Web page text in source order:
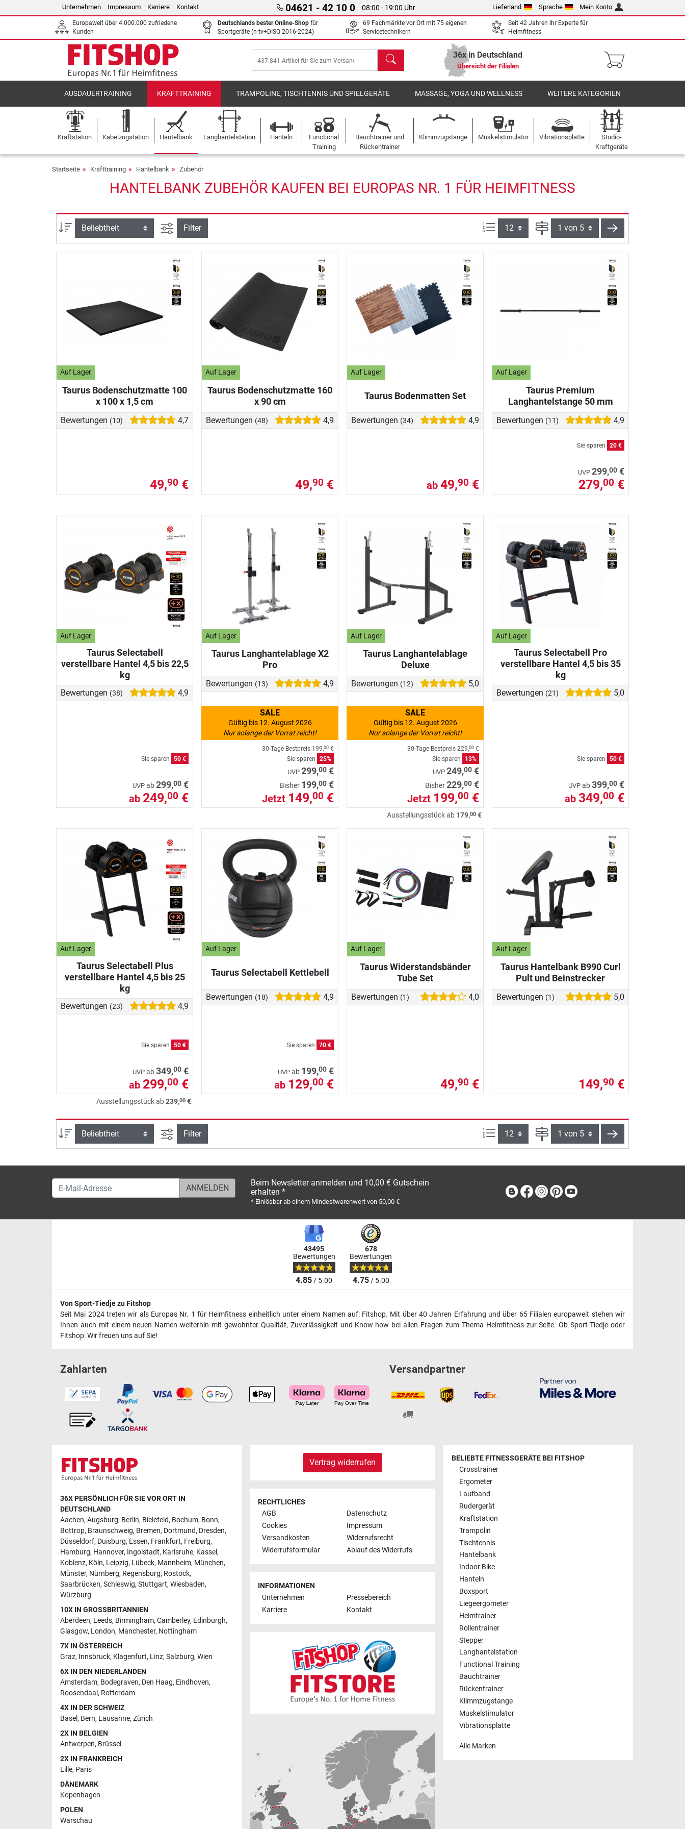
Unternehmen Impressum Karriere Kontakt 04621 - 42 10 0 08:00 - 19:00 Uhr Lieferland Sprache Mein Konto
Europaweit über 4.000.000 zufriedene
Kunden
Deutschlands bester Online-Shop für
Sportgeräte (n-tv+DISQ 2016-2024)
69 Fachmärkte vor Ort mit 75 eigenen
Servicetechnikern
Seit 42 Jahren Ihr Experte für
Heimfitness
Suchen 36x in Deutschland
Übersicht der Filialen
AUSDAUERTRAINING KRAFTTRAINING TRAMPOLINE, TISCHTENNIS UND SPIELGERÄTE MASSAGE, YOGA UND WELLNESS WEITERE KATEGORIEN
Kraftstation Kabelzugstation Hantelbank Langhantelstation Hanteln
Functional
Training
Bauchtrainer und
Rückentrainer
Klimmzugstange Muskelstimulator Vibrationsplatte
Studio-
Kraftgeräte
Startseite Krafttraining Hantelbank Zubehör
HANTELBANK ZUBEHÖR KAUFEN BEI EUROPAS NR. 1 FÜR HEIMFITNESS
Sortierung Ansicht filtern
Filter Artikel pro Seite: Seite weiter
Auf Lager
Taurus Bodenschutzmatte 100
x 100 x 1,5 cm
Bewertungen (10) 4,7
49,90 €
Auf Lager
Taurus Bodenschutzmatte 160
x 90 cm
Bewertungen (48) 4,9
49,90 €
Auf Lager
Taurus Bodenmatten Set
Bewertungen (34) 4,9
ab 49,90 €
Auf Lager
Taurus Premium
Langhantelstange 50 mm
Bewertungen (11) 4,9
Sie sparen 20 €
UVP 299,00 €
279,00 €
Auf Lager
Taurus Selectabell
verstellbare Hantel 4,5 bis 22,5
kg
Bewertungen (38) 4,9
Sie sparen 50 €
UVP ab299,00 €
ab 249,00 €
Auf Lager
Taurus Langhantelablage X2
Pro
Bewertungen (13) 4,9
SALE
Gültig bis 12. August 2026
Nur solange der Vorrat reicht!
30-Tage-Bestpreis 199,00 €
Sie sparen
25%
UVP 299,00 €
Bisher 199,00 €
Jetzt 149,00 €
Auf Lager
Taurus Langhantelablage
Deluxe
Bewertungen (12) 5,0
SALE
Gültig bis 12. August 2026
Nur solange der Vorrat reicht!
30-Tage-Bestpreis 229,00 €
Sie sparen
13%
UVP 249,00 €
Bisher229,00 €
Jetzt 199,00 €
Ausstellungsstück ab 179,00 €
Auf Lager
Taurus Selectabell Pro
verstellbare Hantel 4,5 bis 35
kg
Bewertungen (21) 5,0
Sie sparen 50 €
UVP ab399,00 €
ab 349,00 €
Auf Lager
Taurus Selectabell Plus
verstellbare Hantel 4,5 bis 25
kg
Bewertungen (23) 4,9
Sie sparen 50 €
UVP ab349,00 €
ab 299,00 €
Ausstellungsstück ab239,00 €
Auf Lager
Taurus Selectabell Kettlebell
Bewertungen (18) 4,9
Sie sparen 70 €
UVP ab 199,00 €
ab 129,00 €
Auf Lager
Taurus Widerstandsbänder
Tube Set
Bewertungen (1) 4,0
49,90 €
Auf Lager
Taurus Hantelbank B990 Curl
Pult und Beinstrecker
Bewertungen (1) 5,0
149,90 €
Sortierung Ansicht filtern
Filter Artikel pro Seite: Seite weiter
E-Mail-Adresse
Beim Newsletter anmelden und 10,00 € Gutschein
erhalten *
* Einlösbar ab einem Mindestwarenwert von 50,00 €
BlogFacebook
Instagram
Pinterest
43495
Bewertungen
4.85/ 5.00
678
Bewertungen
4.75/ 5.00
Von Sport-Tiedje zu Fitshop
Seit Mai 2024 treten wir als Europas Nr. 1 für Heimfitness einheitlich unter einem Namen auf: Fitshop. Mit über 40 Jahren Erfahrung und über 65 Filialen europaweit stehen wir
Ihnen auch mit einem neuen Namen weiterhin mit gewohnter Qualität, Zuverlässigkeit und Know-how bei allen Fragen zum Thema Heimfitness zur Seite. Ob Sport-Tiedje oder
Fitshop: Wir freuen uns auf Sie!
Zahlarten Versandpartner
36X PERSÖNLICH FÜR SIE VOR ORT IN
DEUTSCHLAND
Aachen, Augsburg, Berlin, Bielefeld, Bochum, Bonn,
Bottrop, Braunschweig, Bremen, Dortmund, Dresden,
Düsseldorf, Duisburg, Essen, Frankfurt, Freiburg,
Hamburg, Hannover, Ingolstadt, Karlsruhe, Kassel,
Koblenz, Köln, Leipzig, Lübeck, Mannheim, München,
Münster, Nürnberg, Regensburg, Rostock,
Saarbrücken, Schleswig, Stuttgart, Wiesbaden,
Würzburg
10X IN GROSSBRITANNIEN
Aberdeen, Leeds, Birmingham, Camberley, Edinburgh,
Glasgow, London, Manchester, Nottingham
7X IN ÖSTERREICH
Graz, Innsbruck, Klagenfurt, Linz, Salzburg, Wien
6X IN DEN NIEDERLANDEN
Amsterdam, Bodegraven, Den Haag, Eindhoven,
Roosendaal , Rotterdam
4X IN DER SCHWEIZ
Basel, Bern, Lausanne, Zürich
2X IN BELGIEN
Antwerpen, Brüssel
2X IN FRANKREICH
Lille, Paris
DÄNEMARK
Kopenhagen
POLEN
Warschau
Vertrag widerrufen
RECHTLICHES
AGB
Datenschutz
Cookies
Impressum
Versandkosten
Widerrufsrecht
Widerrufsformular
Ablauf des Widerrufs
INFORMATIONEN
Unternehmen
Pressebereich
Karriere
Kontakt
BELIEBTE FITNESSGERÄTE BEI FITSHOP
Crosstrainer
Ergometer
Laufband
Rudergerät
Kraftstation
Trampolin
Tischtennis
Hantelbank
Indoor Bike
Hanteln
Boxsport
Liegeergometer
Heimtrainer
Rollentrainer
Stepper
Langhantelstation
Functional Training
Bauchtrainer
Rückentrainer
Klimmzugstange
Muskelstimulator
Vibrationsplatte
Alle Marken